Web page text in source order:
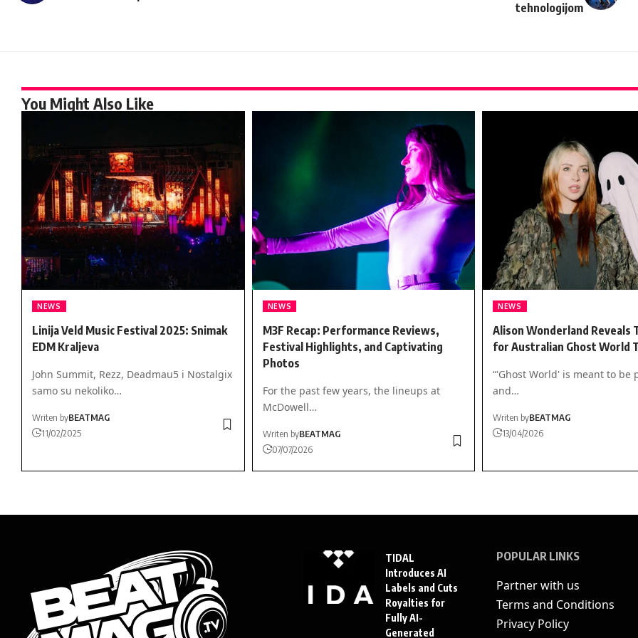
tehnologijom
You Might Also Like
NEWS
Linija Veld Music Festival 2025: Snimak
EDM Kraljeva
John Summit, Rezz, Deadmau5 i Nostalgix
samo su nekoliko…
Writen byBEATMAG
11/02/2025
NEWS
M3F Recap: Performance Reviews,
Festival Highlights, and Captivating
Photos
For the past few years, the lineups at
McDowell…
Writen byBEATMAG
07/07/2026
NEWS
Alison Wonderland Reveals
for Australian Ghost World
“'Ghost World' is meant to be
and…
Writen byBEATMAG
13/04/2026
TIDAL
Introduces AI
Labels and Cuts
Royalties for
Fully AI-
Generated
POPULAR LINKS
Partner with us
Terms and Conditions
Privacy Policy